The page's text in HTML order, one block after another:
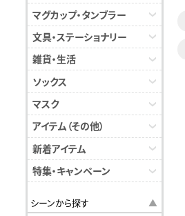
マグカップ・タンブラー
文具・ステーショナリー
雑貨・生活
ソックス
マスク
アイテム（その他）
新着アイテム
特集・キャンペーン
シーンから探す